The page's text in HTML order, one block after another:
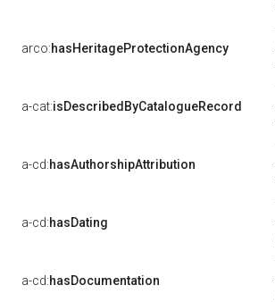
arco:hasHeritageProtectionAgency
a-cat:isDescribedByCatalogueRecord
a-cd:hasAuthorshipAttribution
a-cd:hasDating
a-cd:hasDocumentation